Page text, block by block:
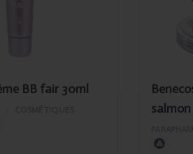
BB fair 30ml
salmon